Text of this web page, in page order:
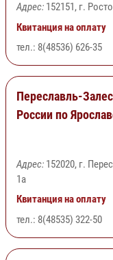
Адрес:152151, г.
Квитанция на оплату
тел.: 8(48536) 626-35
Переславль-
России по
Адрес:152020, г.
1а
Квитанция на оплату
тел.: 8(48535) 322-50